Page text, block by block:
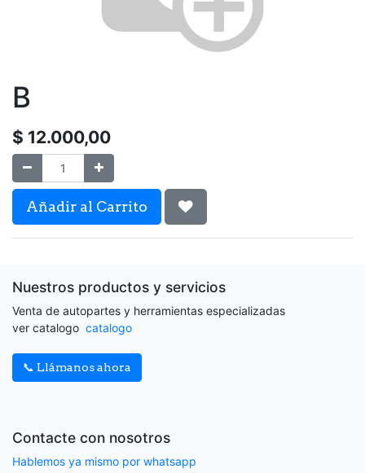
B
$ 12.000,00
Añadir al Carrito
Nuestros productos y servicios
Venta de autopartes y herramientas especializadas
ver catalogo catalogo
📞 Llámanos ahora
Contacte con nosotros
Hablemos ya mismo por whatsapp